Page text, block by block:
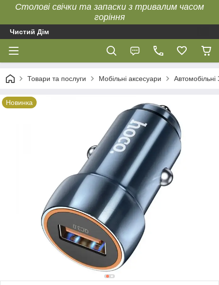
Столові свічки та запаски з тривалим часом
горіння
Чистий Дім
Товари та послуги Мобільні аксесуари Автомобільні
Новинка